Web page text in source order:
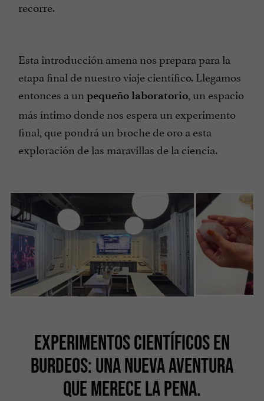
recorre.
Esta introducción amena nos prepara para la
etapa final de nuestro viaje científico. Llegamos
entonces a un pequeño laboratorio, un espacio
más íntimo donde nos espera un experimento
final, que pondrá un broche de oro a esta
exploración de las maravillas de la ciencia.
EXPERIMENTOS CIENTÍFICOS EN
BURDEOS: UNA NUEVA AVENTURA
QUE MERECE LA PENA.